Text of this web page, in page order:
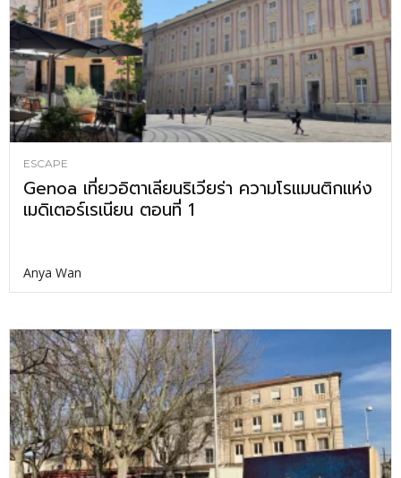
ESCAPE
Genoa เที่ยวอิตาเลียนริเวียร่า ความโรแมนติกแห่ง
เมดิเตอร์เรเนียน ตอนที่ 1
Anya Wan